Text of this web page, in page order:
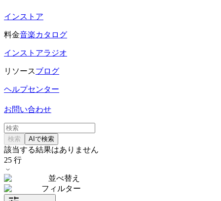
インストア
料金音楽カタログ
インストアラジオ
リソースブログ
ヘルプセンター
お問い合わせ
検索 AIで検索
該当する結果はありません
25 行
並べ替え
フィルター